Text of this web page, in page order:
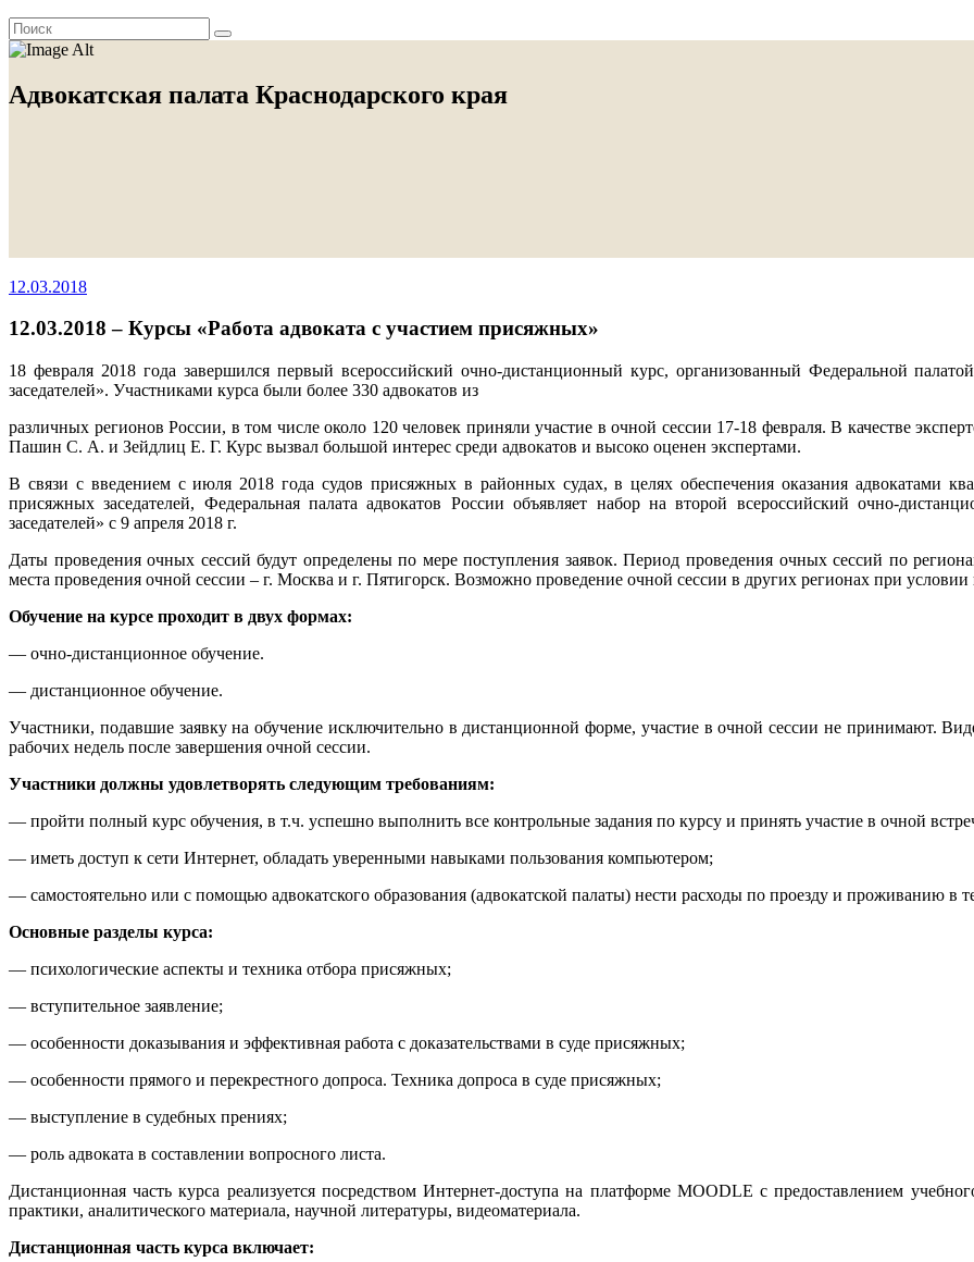
Адвокатская палата Краснодарского края
12.03.2018
12.03.2018 – Курсы «Работа адвоката с участием присяжных»
18 февраля 2018 года завершился первый всероссийский очно-дистанционный курс, организованный Федеральной
заседателей». Участниками курса были более 330 адвокатов из
различных регионов России, в том числе около 120 человек приняли участие в очной сессии 17-18 февраля. В качестве
Пашин С. А. и Зейдлиц Е. Г. Курс вызвал большой интерес среди адвокатов и высоко оценен экспертами.
В связи с введением с июля 2018 года судов присяжных в районных судах, в целях обеспечения оказания адвокатами
присяжных заседателей, Федеральная палата адвокатов России объявляет набор на второй всероссийский очно-
заседателей» с 9 апреля 2018 г.
Даты проведения очных сессий будут определены по мере поступления заявок. Период проведения очных сессий по
места проведения очной сессии – г. Москва и г. Пятигорск. Возможно проведение очной сессии в других регионах при условии
Обучение на курсе проходит в двух формах:
— очно-дистанционное обучение.
— дистанционное обучение.
Участники, подавшие заявку на обучение исключительно в дистанционной форме, участие в очной сессии не принимают.
рабочих недель после завершения очной сессии.
Участники должны удовлетворять следующим требованиям:
— пройти полный курс обучения, в т.ч. успешно выполнить все контрольные задания по курсу и принять участие в очной
— иметь доступ к сети Интернет, обладать уверенными навыками пользования компьютером;
— самостоятельно или с помощью адвокатского образования (адвокатской палаты) нести расходы по проезду и проживанию
Основные разделы курса:
— психологические аспекты и техника отбора присяжных;
— вступительное заявление;
— особенности доказывания и эффективная работа с доказательствами в суде присяжных;
— особенности прямого и перекрестного допроса. Техника допроса в суде присяжных;
— выступление в судебных прениях;
— роль адвоката в составлении вопросного листа.
Дистанционная часть курса реализуется посредством Интернет-доступа на платформе MOODLE с предоставлением
практики, аналитического материала, научной литературы, видеоматериала.
Дистанционная часть курса включает: